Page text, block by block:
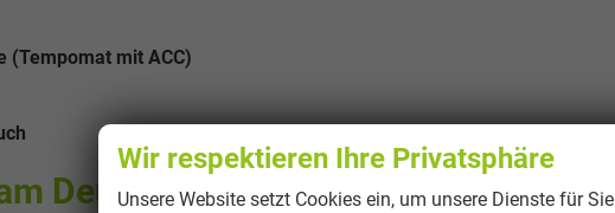
(Tempomat mit ACC)
Deutschland)
Wir respektieren Ihre Privatsphäre
Unsere Website setzt Cookies ein, um unsere Dienste für Sie